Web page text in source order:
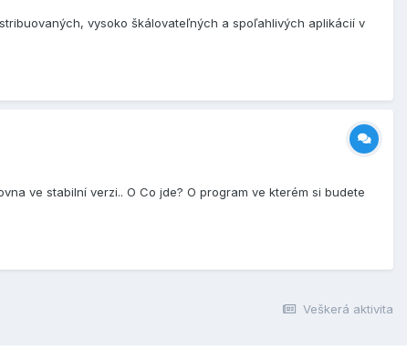
vysoko škálovateľných a spoľahlivých aplikácií v
ve stabilní verzi.. O Co jde? O program ve kterém si budete
Veškerá aktivita